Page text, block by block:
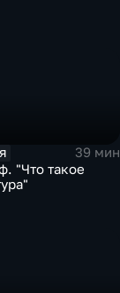
39 мин
"Что такое